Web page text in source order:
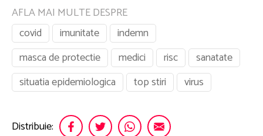
AFLA MAI MULTE DESPRE
covid
imunitate
indemn
masca de protectie
medici risc
sanatate
situatia epidemiologica
top stiri virus
Distribuie: